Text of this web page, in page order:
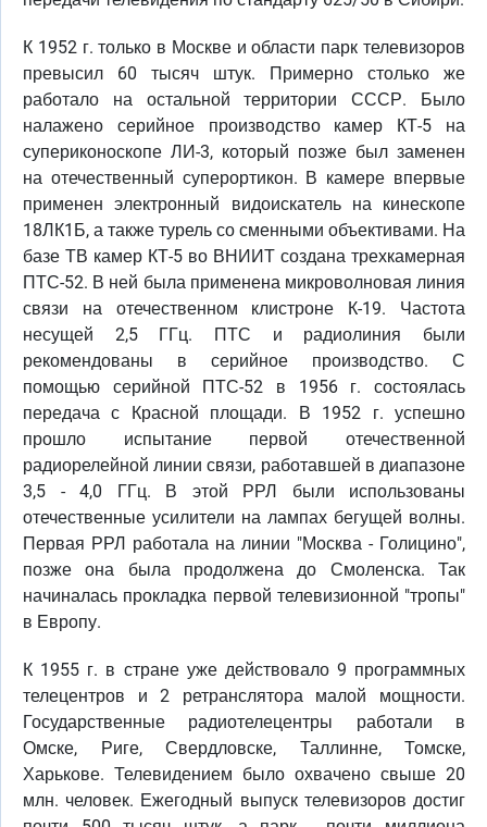
К 1952 г. только в Москве и области парк телевизоров
превысил 60 тысяч штук. Примерно столько же
работало на остальной территории СССР. Было
налажено серийное производство камер КТ-5 на
супериконоскопе ЛИ-3, который позже был заменен
на отечественный суперортикон. В камере впервые
применен электронный видоискатель на кинескопе
18ЛК1Б, а также турель со сменными объективами. На
базе ТВ камер КТ-5 во ВНИИТ создана трехкамерная
ПТС-52. В ней была применена микроволновая линия
связи на отечественном клистроне К-19. Частота
несущей 2,5 ГГц. ПТС и радиолиния были
рекомендованы в серийное производство. С
помощью серийной ПТС-52 в 1956 г. состоялась
передача с Красной площади. В 1952 г. успешно
прошло испытание первой отечественной
радиорелейной линии связи, работавшей в диапазоне
3,5 - 4,0 ГГц. В этой РРЛ были использованы
отечественные усилители на лампах бегущей волны.
Первая РРЛ работала на линии "Москва - Голицино",
позже она была продолжена до Смоленска. Так
начиналась прокладка первой телевизионной "тропы"
в Европу.
К 1955 г. в стране уже действовало 9 программных
телецентров и 2 ретранслятора малой мощности.
Государственные радиотелецентры работали в
Омске, Риге, Свердловске, Таллинне, Томске,
Харькове. Телевидением было охвачено свыше 20
млн. человек. Ежегодный выпуск телевизоров достиг